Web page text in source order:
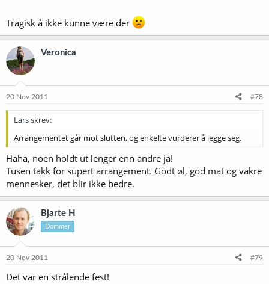
Tragisk å ikke kunne være der
Veronica
20 Nov 2011 #78
Lars skrev:
Arrangementet går mot slutten, og enkelte vurderer å legge seg.
Haha, noen holdt ut lenger enn andre ja!
Tusen takk for supert arrangement. Godt øl, god mat og vakre
mennesker, det blir ikke bedre.
Bjarte H
Dommer
20 Nov 2011 #79
Det var en strålende fest!